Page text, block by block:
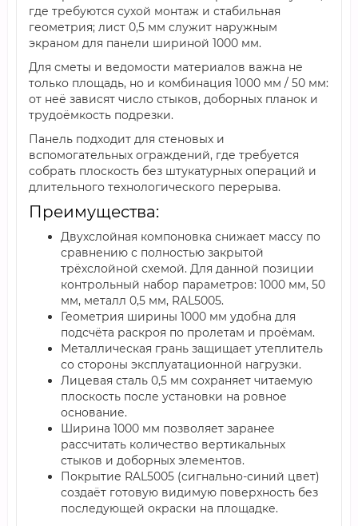
где требуются сухой монтаж и стабильная
геометрия; лист 0,5 мм служит наружным
экраном для панели шириной 1000 мм.
Для сметы и ведомости материалов важна не
только площадь, но и комбинация 1000 мм / 50 мм:
от неё зависят число стыков, доборных планок и
трудоёмкость подрезки.
Панель подходит для стеновых и
вспомогательных ограждений, где требуется
собрать плоскость без штукатурных операций и
длительного технологического перерыва.
Преимущества:
Двухслойная компоновка снижает массу по
сравнению с полностью закрытой
трёхслойной схемой. Для данной позиции
контрольный набор параметров: 1000 мм, 50
мм, металл 0,5 мм, RAL5005.
Геометрия ширины 1000 мм удобна для
подсчёта раскроя по пролетам и проёмам.
Металлическая грань защищает утеплитель
со стороны эксплуатационной нагрузки.
Лицевая сталь 0,5 мм сохраняет читаемую
плоскость после установки на ровное
основание.
Ширина 1000 мм позволяет заранее
рассчитать количество вертикальных
стыков и доборных элементов.
Покрытие RAL5005 (сигнально-синий цвет)
создаёт готовую видимую поверхность без
последующей окраски на площадке.